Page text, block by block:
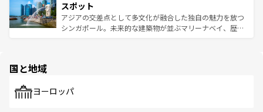
が待っている。親しみやすいタイの人々、仏教を中心とし
た文化、そして多様な観光資源が、訪れる旅人を魅了し続
ける。 なお、新着のタイ情報はコンテンツ一覧を参照して
ており、効率よく見どころを回れるのも魅力。息をのむよ
うな絶景から文化的な体験まで、香港を存分に楽しみ尽く
そう。 なお、新着の香港情報はコンテンツ一覧を参照して
スポット
アジアの交差点として多文化が融合した独自の魅力を放つ
シンガポール。未来的な建築物が並ぶマリーナベイ、歴史
で、ホーカーズは地元の風情を楽しめる外せないスポット
国と地域
ヨーロッパ